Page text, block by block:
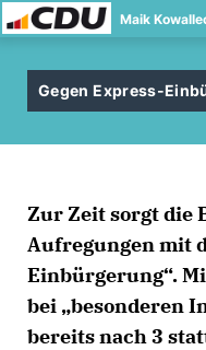
Maik
Gegen Express-
Zur Zeit sorgt die
Aufregungen mit
Einbürgerung“.
bei „besonderen
bereits nach 3